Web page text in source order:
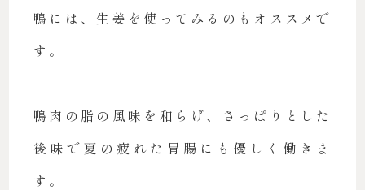
鴨には、生姜を使ってみるのもオススメで
す。
鴨肉の脂の風味を和らげ、さっぱりとした
後味で夏の疲れた胃腸にも優しく働きま
す。